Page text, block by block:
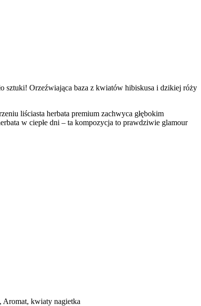
sztuki! Orzeźwiająca baza z kwiatów hibiskusa i dzikiej róży
liściasta herbata premium zachwyca głębokim
w ciepłe dni – ta kompozycja to prawdziwie glamour
Aromat, kwiaty nagietka